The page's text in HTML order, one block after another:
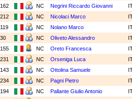
162
NC Negrini Riccardo Giovanni
212
NC Nicolaci Marco
119
NC Nolano Marco
30
NC Oliveto Alessandro
155
NC Oreto Francesca
231
NC Orseniga Luca
143
NC Ottolina Samuele
234
NC Pagni Pietro
194
NC Pallante Giulio Antonio